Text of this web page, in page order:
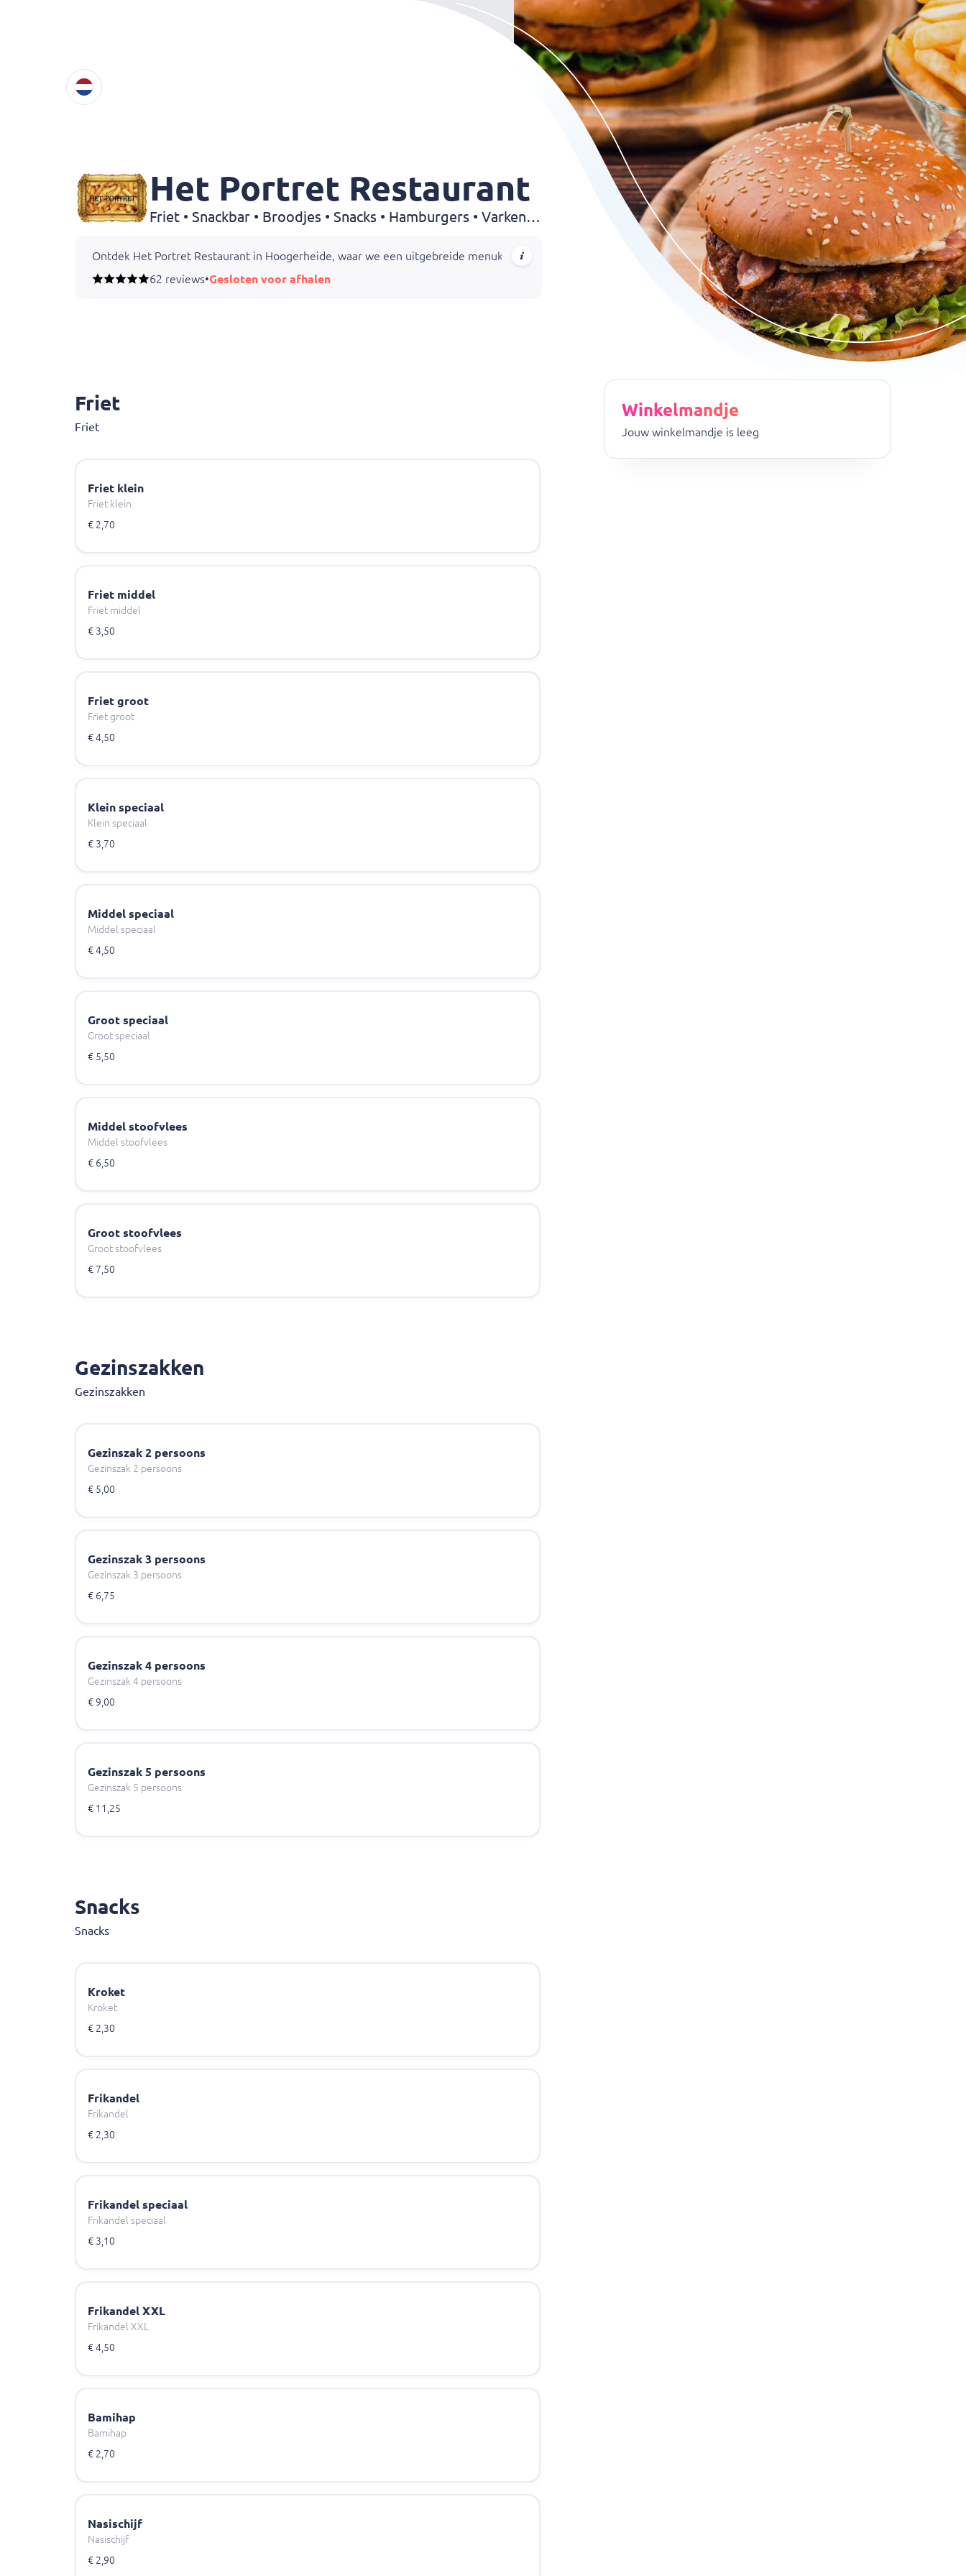
Het Portret Restaurant
Friet • Snackbar • Broodjes • Snacks • Hamburgers • Varkensvlees • Rundvlees • Schnitzel • Shoarma • Steak • Spareribs • Kip
Ontdek Het Portret Restaurant in Hoogerheide, waar we een uitgebreide menukaart bieden met heerlijke friet, diverse snacks en smaakvolle schotels. Geniet van vers
62 reviews•Gesloten voor afhalen
Friet
Friet
Friet klein
Friet klein
€ 2,70
Friet middel
Friet middel
€ 3,50
Friet groot
Friet groot
€ 4,50
Klein speciaal
Klein speciaal
€ 3,70
Middel speciaal
Middel speciaal
€ 4,50
Groot speciaal
Groot speciaal
€ 5,50
Middel stoofvlees
Middel stoofvlees
€ 6,50
Groot stoofvlees
Groot stoofvlees
€ 7,50
Gezinszakken
Gezinszakken
Gezinszak 2 persoons
Gezinszak 2 persoons
€ 5,00
Gezinszak 3 persoons
Gezinszak 3 persoons
€ 6,75
Gezinszak 4 persoons
Gezinszak 4 persoons
€ 9,00
Gezinszak 5 persoons
Gezinszak 5 persoons
€ 11,25
Snacks
Snacks
Kroket
Kroket
€ 2,30
Frikandel
Frikandel
€ 2,30
Frikandel speciaal
Frikandel speciaal
€ 3,10
Frikandel XXL
Frikandel XXL
€ 4,50
Bamihap
Bamihap
€ 2,70
Nasischijf
Nasischijf
€ 2,90
Winkelmandje
Jouw winkelmandje is leeg